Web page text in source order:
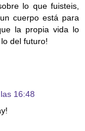
lo que fuisteis,
cuerpo está para
la propia vida lo
del futuro!
16:48